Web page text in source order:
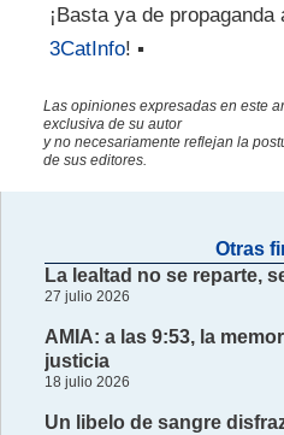
¡Basta ya de
3CatInfo! ▪
Las opiniones expresadas en este
exclusiva de su autor
y no necesariamente reflejan la
de sus editores.
Otras
La lealtad no se reparte,
27 julio 2026
AMIA: a las 9:53, la
justicia
18 julio 2026
Un libelo de sangre